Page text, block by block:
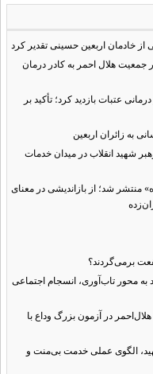
از خادمان اربعین حسینی تقدیر کرد
جمعیت هلال احمر به کادر درمان
عتبات بازدید کرد؛ تأکید بر
به زائران اربعین
شهید انقلاب در میدان خدمات
منتشر شد؛ از بازاندیشی در معنای
برمی‌گردند؟
به محور تاب‌آوری، انسجام اجتماعی
در آزمون بزرگ وداع با
الگوی عملی خدمت بی‌منت و